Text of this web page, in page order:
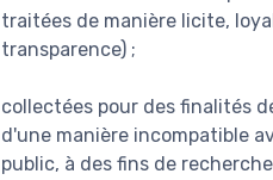
traitées de manière licite,
transparence) ;
collectées pour des finalités
d'une manière incompatible
public, à des fins de